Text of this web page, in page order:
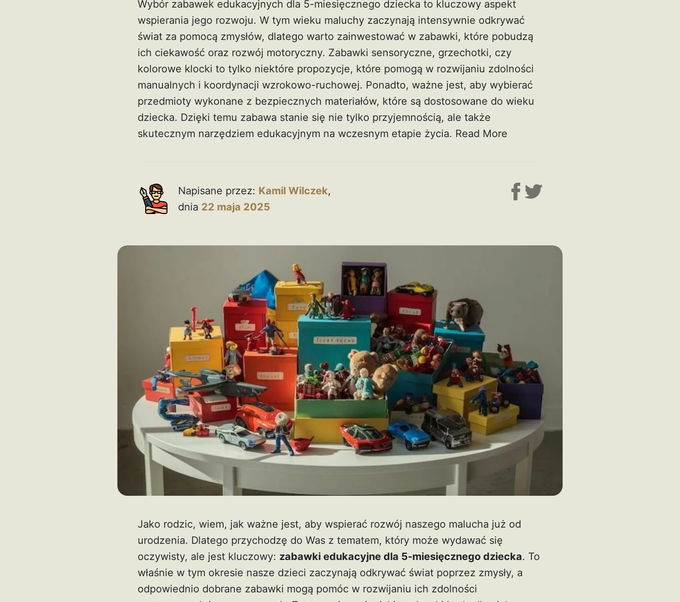
Wybór zabawek edukacyjnych dla 5-miesięcznego dziecka to kluczowy aspekt
wspierania jego rozwoju. W tym wieku maluchy zaczynają intensywnie odkrywać
świat za pomocą zmysłów, dlatego warto zainwestować w zabawki, które pobudzą
ich ciekawość oraz rozwój motoryczny. Zabawki sensoryczne, grzechotki, czy
kolorowe klocki to tylko niektóre propozycje, które pomogą w rozwijaniu zdolności
manualnych i koordynacji wzrokowo-ruchowej. Ponadto, ważne jest, aby wybierać
przedmioty wykonane z bezpiecznych materiałów, które są dostosowane do wieku
dziecka. Dzięki temu zabawa stanie się nie tylko przyjemnością, ale także
skutecznym narzędziem edukacyjnym na wczesnym etapie życia. Read More
Napisane przez: Kamil Wilczek,
dnia 22 maja 2025
Jako rodzic, wiem, jak ważne jest, aby wspierać rozwój naszego malucha już od
urodzenia. Dlatego przychodzę do Was z tematem, który może wydawać się
oczywisty, ale jest kluczowy: zabawki edukacyjne dla 5-miesięcznego dziecka. To
właśnie w tym okresie nasze dzieci zaczynają odkrywać świat poprzez zmysły, a
odpowiednio dobrane zabawki mogą pomóc w rozwijaniu ich zdolności